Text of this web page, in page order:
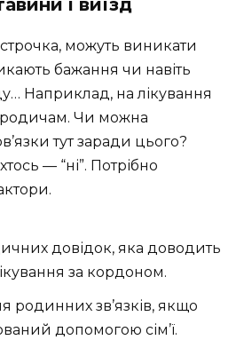
і виїзд
можуть виникати
бажання чи навіть
Наприклад, на лікування
Чи можна
тут заради цього?
— “ні”. Потрібно
довідок, яка доводить
за кордоном.
родинних зв’язків, якщо
допомогою сім’ї.